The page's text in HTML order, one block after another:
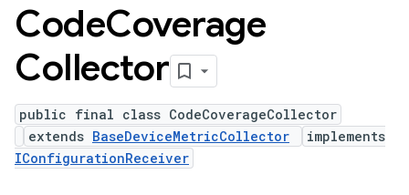
CodeCoverage
Collector
public final class CodeCoverageCollector
extends BaseDeviceMetricCollector
implements
IConfigurationReceiver